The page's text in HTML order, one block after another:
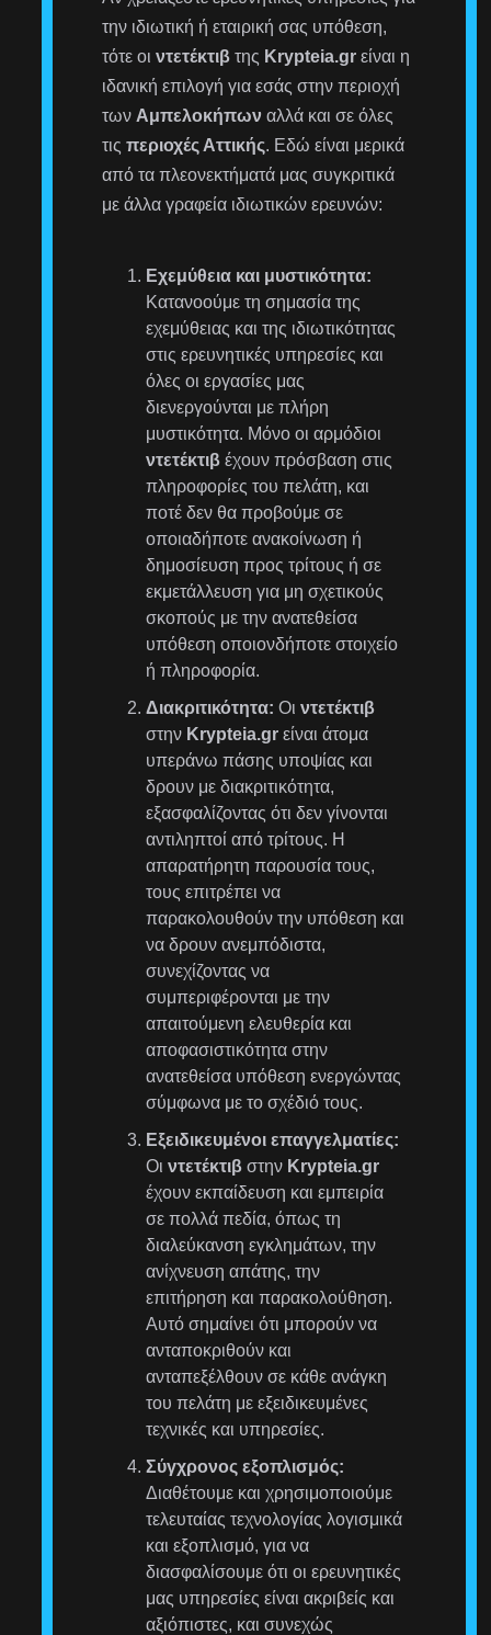
την ιδιωτική ή εταιρική σας υπόθεση,
τότε οιντετέκτιβ της Krypteia.gr είναι η
ιδανική επιλογή για εσάς στην περιοχή
των Αμπελοκήπων αλλά και σε όλες
τιςπεριοχές Αττικής. Εδώ είναι μερικά
από τα πλεονεκτήματά μας συγκριτικά
με άλλα γραφεία ιδιωτικών ερευνών:
Εχεμύθεια και μυστικότητα:
Κατανοούμε τη σημασία της
εχεμύθειας και της ιδιωτικότητας
στις ερευνητικές υπηρεσίες και
όλες οι εργασίες μας
διενεργούνται με πλήρη
μυστικότητα. Μόνο οι αρμόδιοι
ντετέκτιβ έχουν πρόσβαση στις
πληροφορίες του πελάτη, και
ποτέ δεν θα προβούμε σε
οποιαδήποτε ανακοίνωση ή
δημοσίευση προς τρίτους ή σε
εκμετάλλευση για μη σχετικούς
σκοπούς με την ανατεθείσα
υπόθεση οποιονδήποτε στοιχείο
ή πληροφορία.
Διακριτικότητα: Οιντετέκτιβ
στην Krypteia.gr είναι άτομα
υπεράνω πάσης υποψίας και
δρουν με διακριτικότητα,
εξασφαλίζοντας ότι δεν γίνονται
αντιληπτοί από τρίτους. Η
απαρατήρητη παρουσία τους,
τους επιτρέπει να
παρακολουθούν την υπόθεση και
να δρουν ανεμπόδιστα,
συνεχίζοντας να
συμπεριφέρονται με την
απαιτούμενη ελευθερία και
αποφασιστικότητα στην
ανατεθείσα υπόθεση ενεργώντας
σύμφωνα με το σχέδιό τους.
Εξειδικευμένοι επαγγελματίες:
Οιντετέκτιβ στην Krypteia.gr
έχουν εκπαίδευση και εμπειρία
σε πολλά πεδία, όπως τη
διαλεύκανση εγκλημάτων, την
ανίχνευση απάτης, την
επιτήρηση και παρακολούθηση.
Αυτό σημαίνει ότι μπορούν να
ανταποκριθούν και
ανταπεξέλθουν σε κάθε ανάγκη
του πελάτη με εξειδικευμένες
τεχνικές και υπηρεσίες.
Σύγχρονος εξοπλισμός:
Διαθέτουμε και χρησιμοποιούμε
τελευταίας τεχνολογίας λογισμικά
και εξοπλισμό, για να
διασφαλίσουμε ότι οι ερευνητικές
μας υπηρεσίες είναι ακριβείς και
αξιόπιστες, και συνεχώς